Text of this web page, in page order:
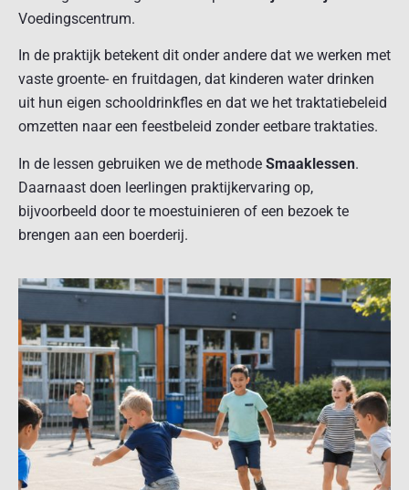
Voedingscentrum.
In de praktijk betekent dit onder andere dat we werken met
vaste groente- en fruitdagen, dat kinderen water drinken
uit hun eigen schooldrinkfles en dat we het traktatiebeleid
omzetten naar een feestbeleid zonder eetbare traktaties.
In de lessen gebruiken we de methode Smaaklessen.
Daarnaast doen leerlingen praktijkervaring op,
bijvoorbeeld door te moestuinieren of een bezoek te
brengen aan een boerderij.